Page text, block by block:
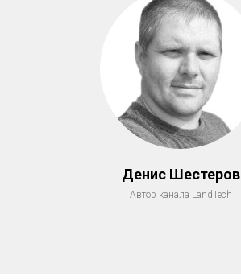
Денис Шестеров
Автор канала LandTech